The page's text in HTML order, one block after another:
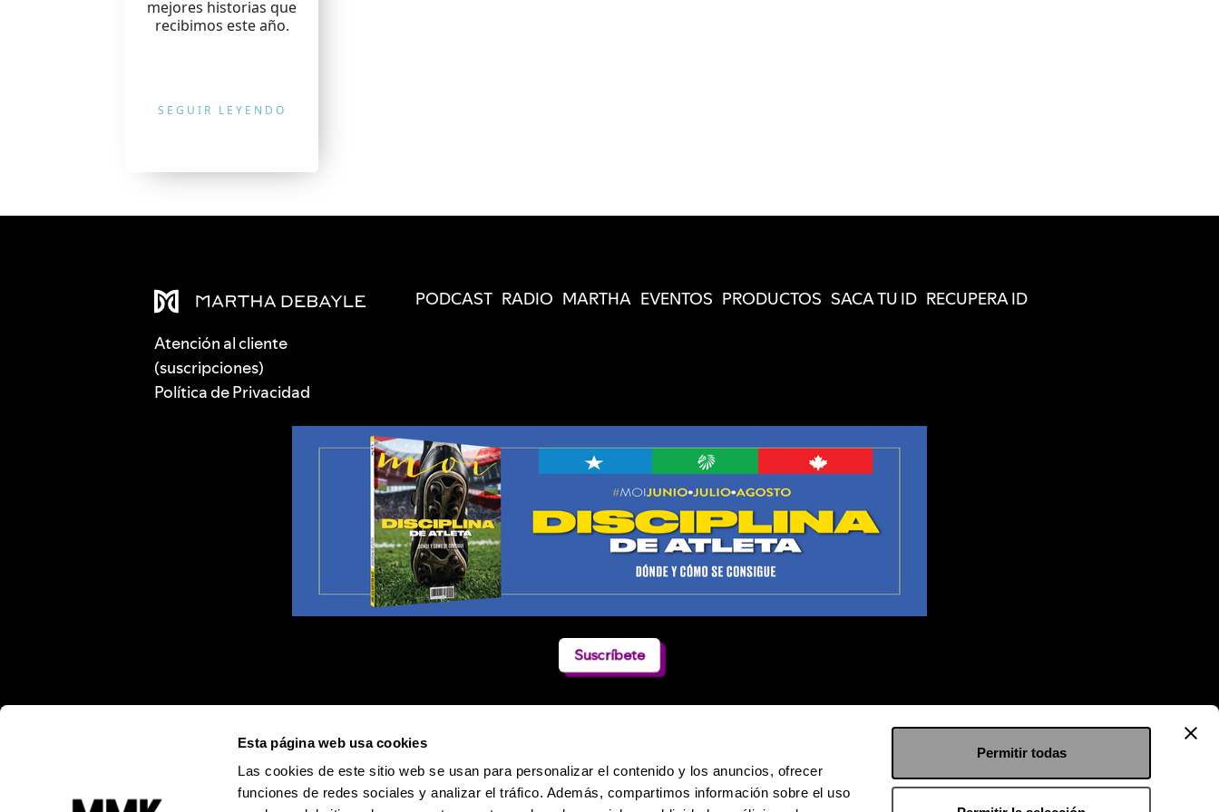
Esta página web usa cookies
Las cookies de este sitio web se usan para personalizar el contenido y los anuncios, ofrecer
funciones de redes sociales y analizar el tráfico. Además, compartimos información sobre el uso
Permitir todas
mejores historias que
recibimos este año.
SEGUIR LEYENDO
Atención al cliente
(suscripciones)
Política de Privacidad
PODCAST RADIO MARTHA EVENTOS PRODUCTOS SACA TU ID RECUPERA ID
Suscríbete